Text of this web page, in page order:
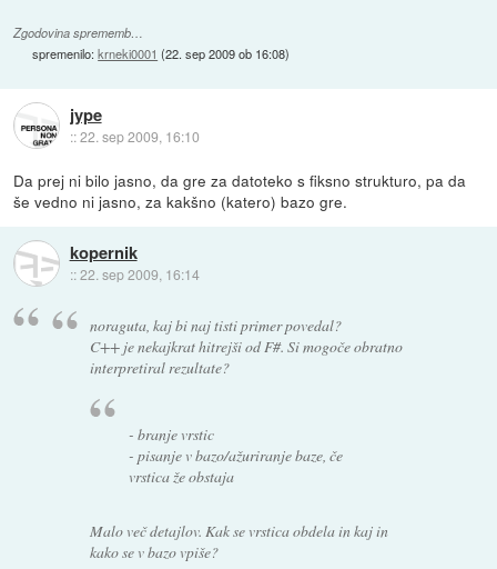
Zgodovina sprememb…
spremenilo:krneki0001 (22. sep 2009 ob 16:08)
jype
::22. sep 2009, 16:10
Da prej ni bilo jasno, da gre za datoteko s fiksno strukturo, pa da
še vedno ni jasno, za kakšno (katero) bazo gre.
kopernik
::22. sep 2009, 16:14
noraguta, kaj bi naj tisti primer povedal?
C++ je nekajkrat hitrejši od F#. Si mogoče obratno
interpretiral rezultate?
- branje vrstic
- pisanje v bazo/ažuriranje baze, če
vrstica že obstaja
Malo več detajlov. Kak se vrstica obdela in kaj in
kako se v bazo vpiše?